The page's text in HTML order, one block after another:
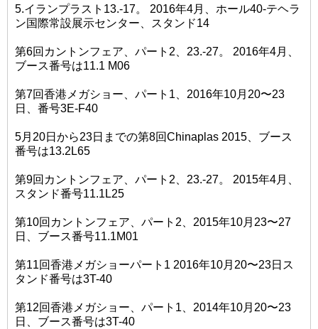
5.イランプラスト13.-17。 2016年4月、ホール40-テヘラ
ン国際常設展示センター、スタンド14
第6回カントンフェア、パート2、23.-27。 2016年4月、
ブース番号は11.1 M06
第7回香港メガショー、パート1、2016年10月20〜23
日、番号3E-F40
5月20日から23日までの第8回Chinaplas 2015、ブース
番号は13.2L65
第9回カントンフェア、パート2、23.-27。 2015年4月、
スタンド番号11.1L25
第10回カントンフェア、パート2、2015年10月23〜27
日、ブース番号11.1M01
第11回香港メガショーパート1 2016年10月20〜23日ス
タンド番号は3T-40
第12回香港メガショー、パート1、2014年10月20〜23
日、ブース番号は3T-40